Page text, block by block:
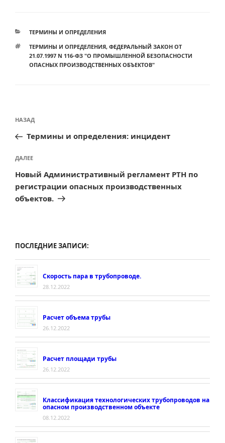
РУБРИКИ
ТЕРМИНЫ И ОПРЕДЕЛЕНИЯ
МЕТКИ
ТЕРМИНЫ И ОПРЕДЕЛЕНИЯ, ФЕДЕРАЛЬНЫЙ ЗАКОН ОТ
21.07.1997 N 116-ФЗ "О ПРОМЫШЛЕННОЙ БЕЗОПАСНОСТИ
ОПАСНЫХ ПРОИЗВОДСТВЕННЫХ ОБЪЕКТОВ"
Навигация
записям
Предыдущая
запись:
НАЗАД
Термины и определения: инцидент
Следующая
запись
ДАЛЕЕ
Новый Административный регламент РТН по
регистрации опасных производственных
объектов.
ПОСЛЕДНИЕ ЗАПИСИ:
Скорость пара в трубопроводе.
28.12.2022
Расчет объема трубы
26.12.2022
Расчет площади трубы
26.12.2022
Классификация технологических трубопроводов на
опасном производственном объекте
08.12.2022